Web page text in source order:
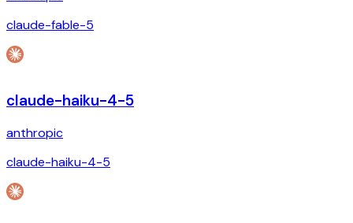
claude-fable-5
claude-haiku-4-5
anthropic
claude-haiku-4-5